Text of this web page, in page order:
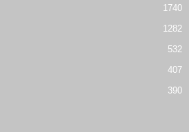
1740
1282
532
407
390